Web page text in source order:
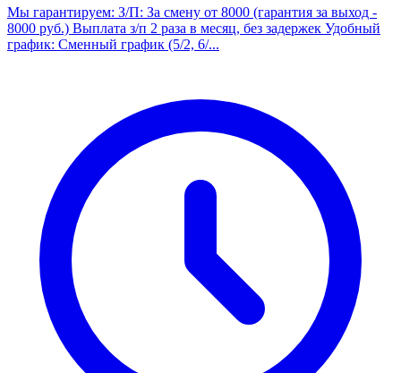
Мы гарантируем: З/П: За смену от 8000 (гарантия за выход -
8000 руб.) Выплата з/п 2 раза в месяц, без задержек Удобный
график: Сменный график (5/2, 6/...